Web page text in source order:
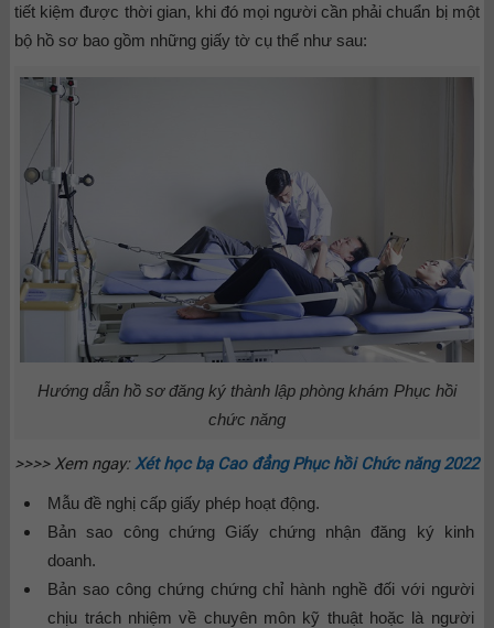
tiết kiệm được thời gian, khi đó mọi người cần phải chuẩn bị một
bộ hồ sơ bao gồm những giấy tờ cụ thể như sau:
Hướng dẫn hồ sơ đăng ký thành lập phòng khám Phục hồi
chức năng
>>>> Xem ngay: Xét học bạ Cao đẳng Phục hồi Chức năng 2022
Mẫu đề nghị cấp giấy phép hoạt động.
Bản sao công chứng Giấy chứng nhận đăng ký kinh
doanh.
Bản sao công chứng chứng chỉ hành nghề đối với người
chịu trách nhiệm về chuyên môn kỹ thuật hoặc là người